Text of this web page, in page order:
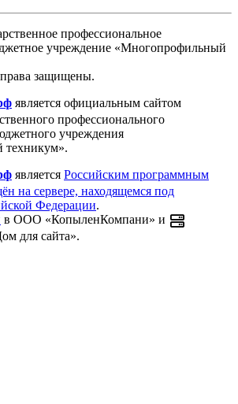
профессиональное
учреждение «Многопрофильный
защищены.
является официальным сайтом
профессионального
учреждения
является Российским программным
на сервере, находящемся под
Федерации.
в ООО «КопыленКомпани» и
для сайта».